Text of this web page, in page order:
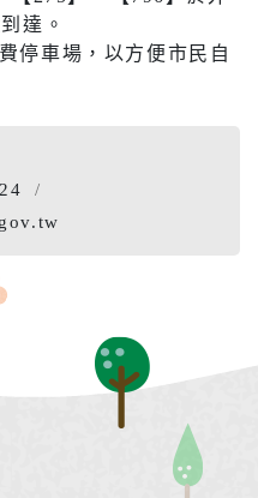
達。
停車場，以方便市民自